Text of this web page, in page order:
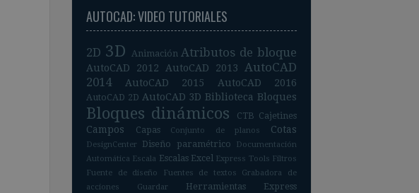
AUTOCAD: VIDEO TUTORIALES
2D 3D Animación Atributos de bloque
AutoCAD 2012 AutoCAD 2013
AutoCAD
2014
AutoCAD 2015 AutoCAD 2016
AutoCAD 2D AutoCAD 3D Biblioteca Bloques
Bloques dinámicos CTB Cajetines
Campos Capas Conjunto de planos Cotas
DesignCenter Diseño paramétrico
Documentación
Automática Escala Escalas Excel Express Tools Filtros
Fuente de diseño
Fuentes de textos
Grabadora de
acciones
Guardar
Herramientas Express